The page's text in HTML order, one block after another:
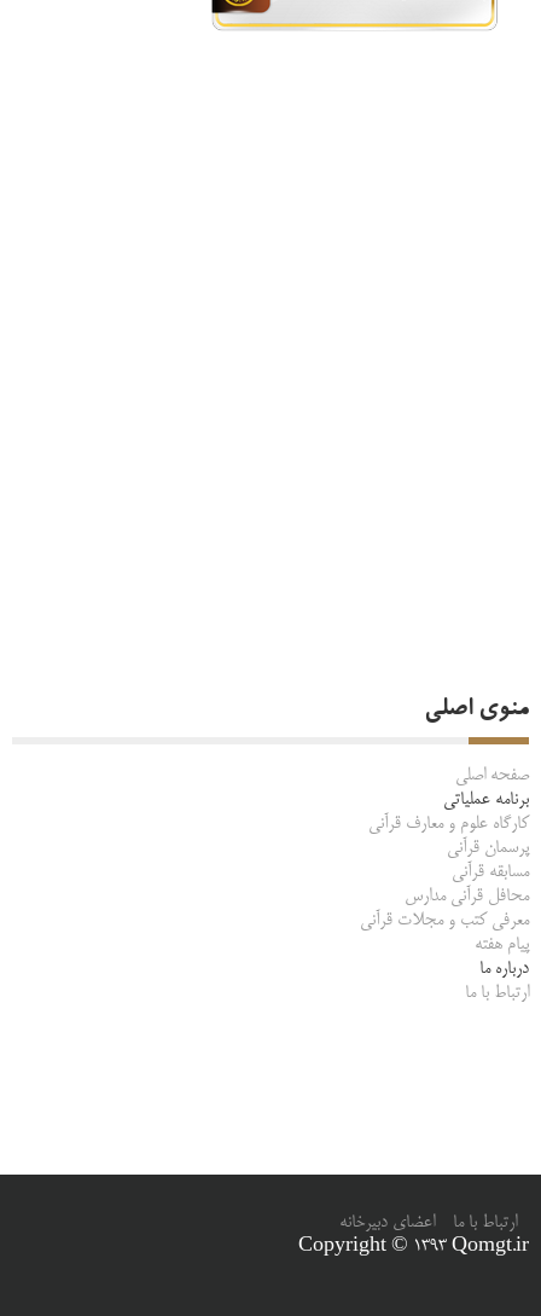
منوی اصلی
صفحه اصلی
برنامه عملیاتی
کارگاه علوم و معارف قرآنی
پرسمان قرآنی
مسابقه قرآنی
محافل قرآنی مدارس
معرفی کتب و مجلات قرآنی
پیام هفته
درباره ما
ارتباط با ما
ارتباط با ما
اعضای دبیرخانه
Copyright © 1393 Qomgt.ir